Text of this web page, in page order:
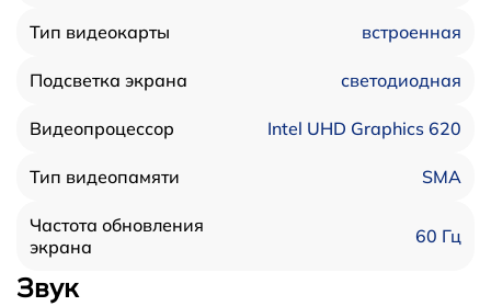
Тип видеокарты встроенная
Подсветка экрана светодиодная
Видеопроцессор Intel UHD Graphics 620
Тип видеопамяти SMA
Частота обновления
экрана
60 Гц
Звук